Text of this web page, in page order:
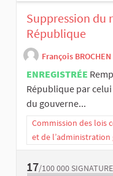
Suppression du
République
François BROCHEN
ENREGISTRÉE
République par
du gouverne...
Commission des lois
et de
17/100 000